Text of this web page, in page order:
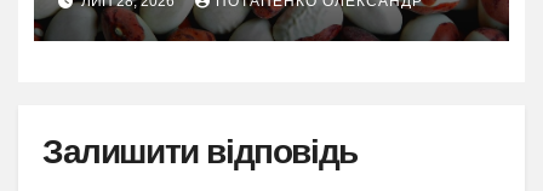
Залишити відповідь